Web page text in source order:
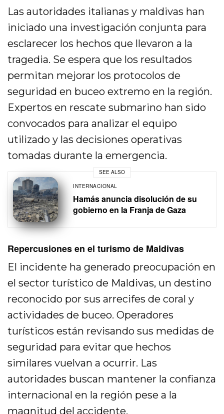
Las autoridades italianas y maldivas han
iniciado una investigación conjunta para
esclarecer los hechos que llevaron a la
tragedia. Se espera que los resultados
permitan mejorar los protocolos de
seguridad en buceo extremo en la región.
Expertos en rescate submarino han sido
convocados para analizar el equipo
utilizado y las decisiones operativas
tomadas durante la emergencia.
SEE ALSO
INTERNACIONAL
Hamás anuncia disolución de su
gobierno en la Franja de Gaza
Repercusiones en el turismo de Maldivas
El incidente ha generado preocupación en
el sector turístico de Maldivas, un destino
reconocido por sus arrecifes de coral y
actividades de buceo. Operadores
turísticos están revisando sus medidas de
seguridad para evitar que hechos
similares vuelvan a ocurrir. Las
autoridades buscan mantener la confianza
internacional en la región pese a la
magnitud del accidente.